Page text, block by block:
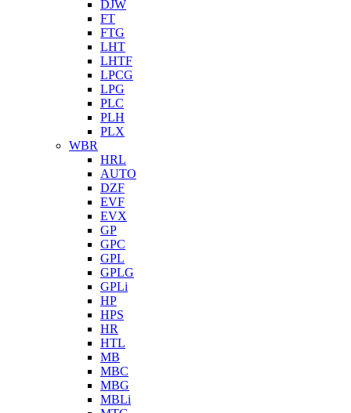
DJW
FT
FTG
LHT
LHTF
LPCG
LPG
PLC
PLH
PLX
WBR
HRL
AUTO
DZF
EVF
EVX
GP
GPC
GPL
GPLG
GPLi
HP
HPS
HR
HTL
MB
MBC
MBG
MBLi